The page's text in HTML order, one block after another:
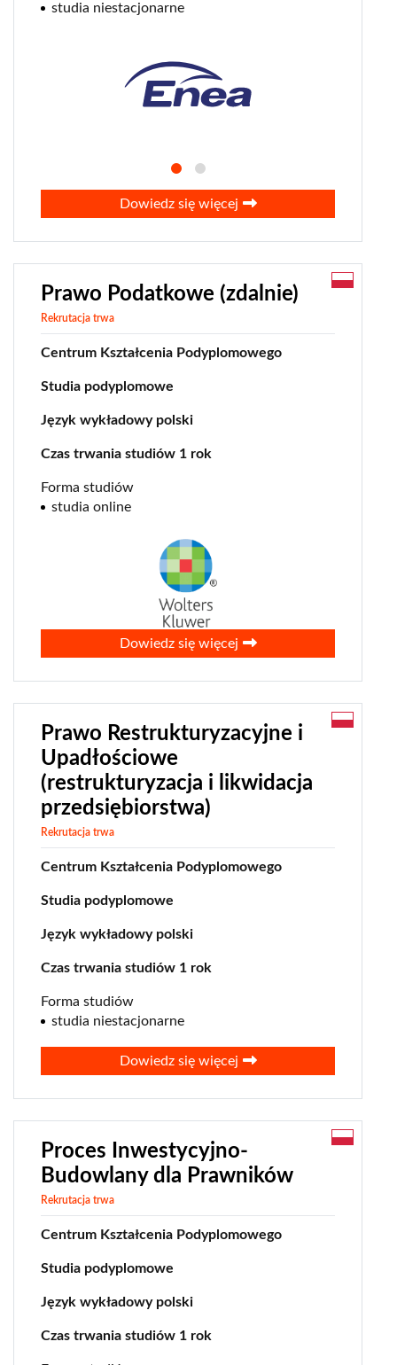
studia niestacjonarne
Dowiedz się więcej
Prawo Podatkowe (zdalnie)
Rekrutacja trwa
Centrum Kształcenia Podyplomowego
Studia podyplomowe
Język wykładowy polski
Czas trwania studiów 1 rok
Forma studiów
studia online
Dowiedz się więcej
Prawo Restrukturyzacyjne i
Upadłościowe
(restrukturyzacja i likwidacja
przedsiębiorstwa)
Rekrutacja trwa
Centrum Kształcenia Podyplomowego
Studia podyplomowe
Język wykładowy polski
Czas trwania studiów 1 rok
Forma studiów
studia niestacjonarne
Dowiedz się więcej
Proces Inwestycyjno-
Budowlany dla Prawników
Rekrutacja trwa
Centrum Kształcenia Podyplomowego
Studia podyplomowe
Język wykładowy polski
Czas trwania studiów 1 rok